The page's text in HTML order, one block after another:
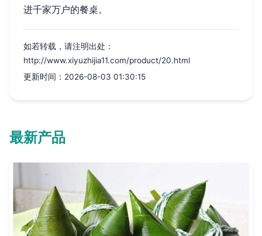
进千家万户的餐桌。
如若转载，请注明出处：
http://www.xiyuzhijia11.com/product/20.html
更新时间：2026-08-03 01:30:15
最新产品